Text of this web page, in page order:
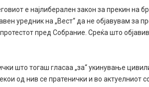
е најлиберален закон за прекин на
уредник на „Вест“ да не објавувам за
пред Собрание. Среќа што
што тогаш гласаа „за“ укинување
од нив се пратенички и во актуелниот